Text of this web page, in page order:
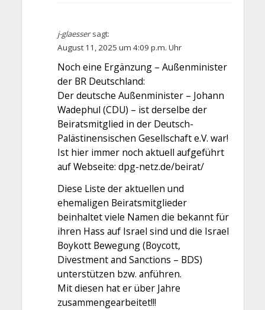
j-glaesser sagt:
August 11, 2025 um 4:09 p.m. Uhr
Noch eine Ergänzung – Außenminister
der BR Deutschland:
Der deutsche Außenminister – Johann
Wadephul (CDU) – ist derselbe der
Beiratsmitglied in der Deutsch-
Palästinensischen Gesellschaft e.V. war!
Ist hier immer noch aktuell aufgeführt
auf Webseite: dpg-netz.de/beirat/
Diese Liste der aktuellen und
ehemaligen Beiratsmitglieder
beinhaltet viele Namen die bekannt für
ihren Hass auf Israel sind und die Israel
Boykott Bewegung (Boycott,
Divestment and Sanctions – BDS)
unterstützen bzw. anführen.
Mit diesen hat er über Jahre
zusammengearbeitet!!!